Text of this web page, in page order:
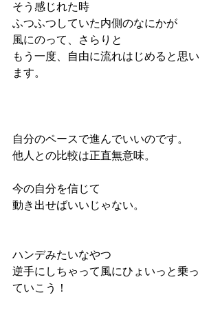
そう感じれた時
ふつふつしていた内側のなにかが
風にのって、さらりと
もう一度、自由に流れはじめると思い
ます。
自分のペースで進んでいいのです。
他人との比較は正直無意味。
今の自分を信じて
動き出せばいいじゃない。
ハンデみたいなやつ
逆手にしちゃって風にひょいっと乗っ
ていこう！